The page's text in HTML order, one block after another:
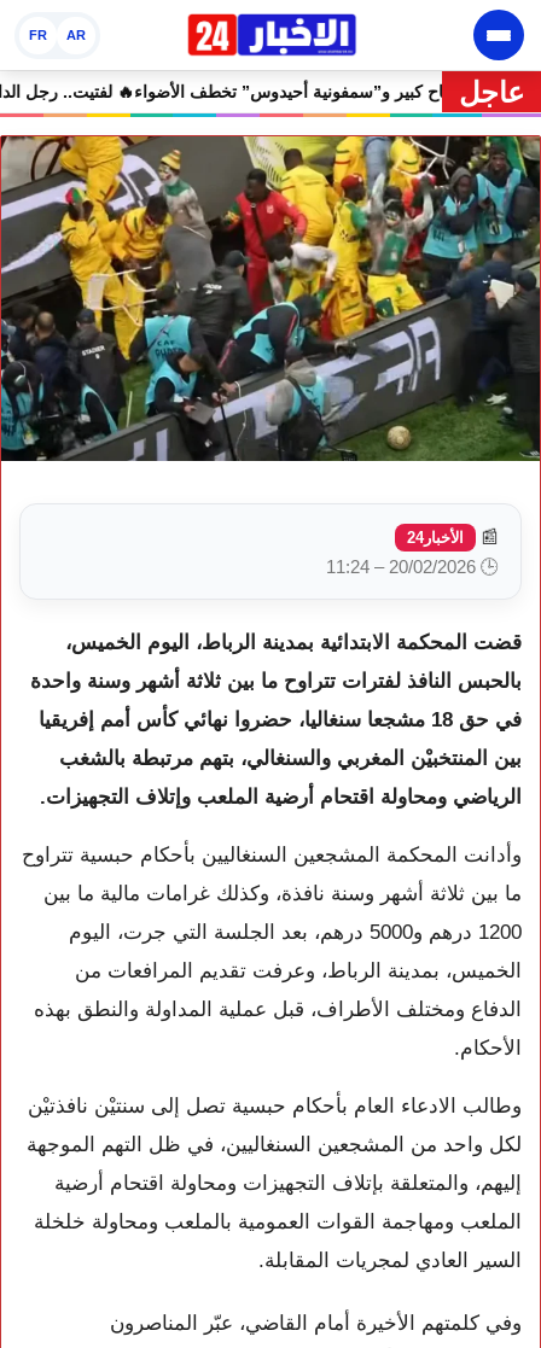
AR
FR
عاجلالدولي يختتم دورته الثامنة بنجاح كبير و”سمفونية أحيدوس” تخطف
📰 الأخبار24
🕒 20/02/2026 – 11:24
قضت المحكمة الابتدائية بمدينة الرباط، اليوم الخميس،
بالحبس النافذ لفترات تتراوح ما بين ثلاثة أشهر وسنة واحدة
في حق 18 مشجعا سنغاليا، حضروا نهائي كأس أمم إفريقيا
بين المنتخبيْن المغربي والسنغالي، بتهم مرتبطة بالشغب
الرياضي ومحاولة اقتحام أرضية الملعب وإتلاف التجهيزات.
وأدانت المحكمة المشجعين السنغاليين بأحكام حبسية تتراوح
ما بين ثلاثة أشهر وسنة نافذة، وكذلك غرامات مالية ما بين
1200 درهم و5000 درهم، بعد الجلسة التي جرت، اليوم
الخميس، بمدينة الرباط، وعرفت تقديم المرافعات من
الدفاع ومختلف الأطراف، قبل عملية المداولة والنطق بهذه
الأحكام.
وطالب الادعاء العام بأحكام حبسية تصل إلى سنتيْن نافذتيْن
لكل واحد من المشجعين السنغاليين، في ظل التهم الموجهة
إليهم، والمتعلقة بإتلاف التجهيزات ومحاولة اقتحام أرضية
الملعب ومهاجمة القوات العمومية بالملعب ومحاولة خلخلة
السير العادي لمجريات المقابلة.
وفي كلمتهم الأخيرة أمام القاضي، عبّر المناصرون